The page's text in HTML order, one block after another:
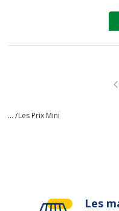
... /Les Prix Mini
Les